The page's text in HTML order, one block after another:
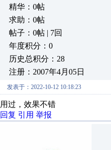
精华：0帖
求助：0帖
帖子：0帖 | 7回
年度积分：0
历史总积分：28
注册：2007年4月05日
发表于：2022-10-12 10:18:23
用过，效果不错
回复 引用 举报